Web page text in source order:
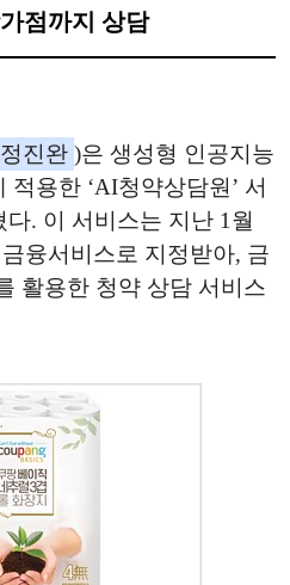
점까지 상담
정진완 )은 생성형 인공지능
용한 ‘AI청약상담원’ 서
. 이 서비스는 지난 1월
융서비스로 지정받아, 금
활용한 청약 상담 서비스